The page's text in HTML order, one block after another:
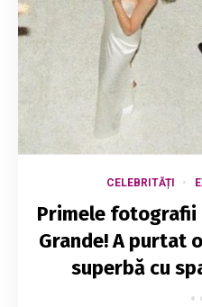
CELEBRITĂȚI
Primele fotografii
Grande! A purtat
superbă cu